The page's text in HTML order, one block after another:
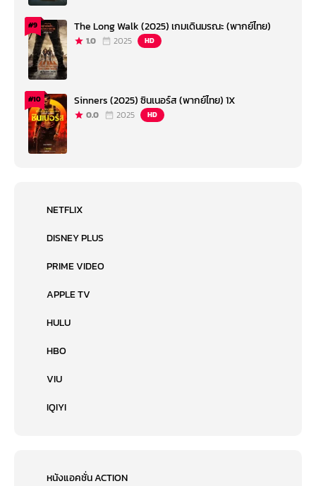
#9 The Long Walk (2025) เกมเดินมรณะ (พากย์ไทย)
1.0 2025 HD
#10 Sinners (2025) ซินเนอร์ส (พากย์ไทย) 1X
0.0 2025 HD
NETFLIX
DISNEY PLUS
PRIME VIDEO
APPLE TV
HULU
HBO
VIU
IQIYI
หนังแอคชั่น ACTION